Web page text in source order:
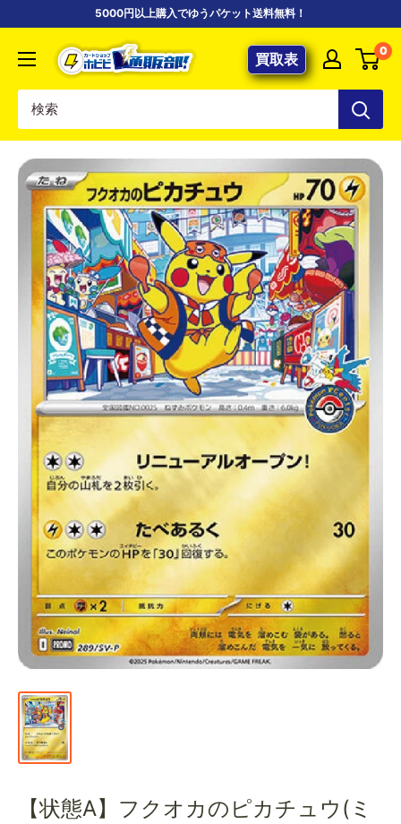
5000円以上購入でゆうパケット送料無料！
【ポ
ケ
専
門
カ
ー
ド
シ
ョ
ッ
プ
ホ
ビ
ビ
通
販
部
買取表 0
【状態A】フクオカのピカチュウ(ミ